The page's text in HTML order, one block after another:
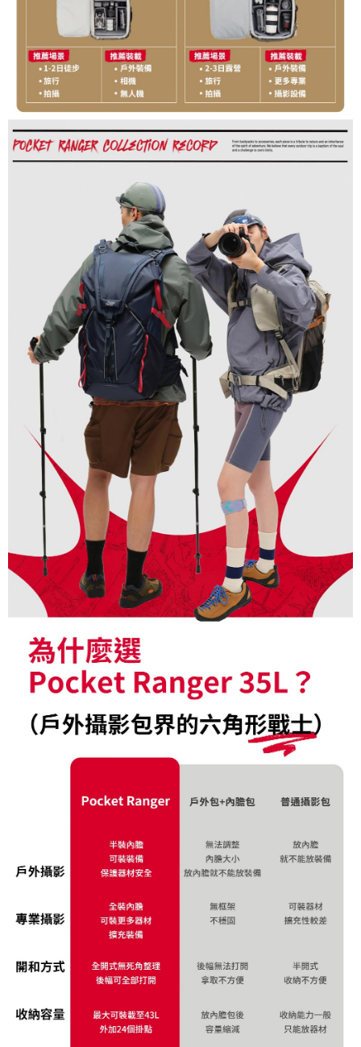
請求用戶進行身份認證。
５．嚴禁一人註冊多個帳號或使用他人資訊註冊。若發現惡意使用之情形，
恩沛科技股份有限公司將有權停止該用戶之使用額度並採取法律行動。